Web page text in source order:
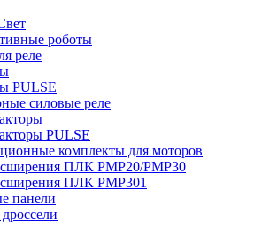
роботы
реле
PULSE
силовые реле
PULSE
комплекты для моторов
ПЛК PMP20/PMP30
ПЛК PMP301
панели